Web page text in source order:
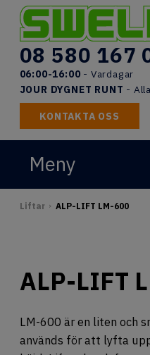
content
08 580 167
06:00-16:00 - Vardagar
JOUR DYGNET RUNT -
KONTAKTA OSS
Meny
START
DOKUMENT
OM OSS
Liftar > ALP-LIFT LM-600
ALP-LIFT
LM-600 är en liten och
används för att lyfta